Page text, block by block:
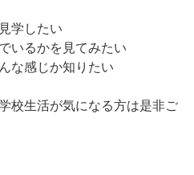
学したい
いるかを見てみたい
な感じか知りたい
校生活が気になる方は是非ご